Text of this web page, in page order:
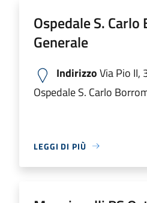
Ospedale S.
Generale
IndirizzoVia Pio II,
Ospedale S. Carlo
LEGGI DI PIÙ